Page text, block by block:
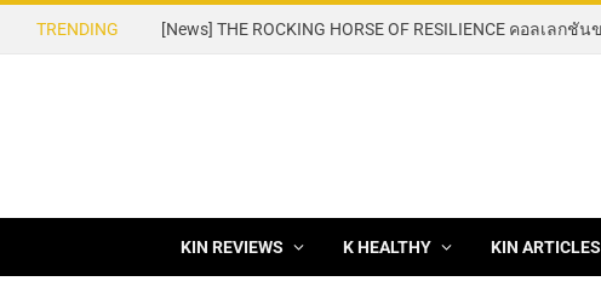
TRENDING
KIN REVIEWS K HEALTHY KIN ARTICLES